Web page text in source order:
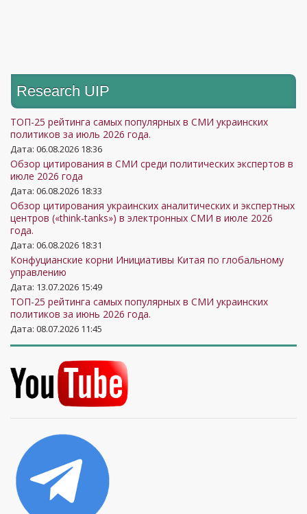
Research UIP
ТОП-25 рейтинга самых популярных в СМИ украинских
политиков за июль 2026 года.
Дата: 06.08.2026 18:36
Обзор цитирования в СМИ среди политических экспертов в
июле 2026 года
Дата: 06.08.2026 18:33
Обзор цитирования украинских аналитических и экспертных
центров («think-tanks») в электронных СМИ в июле 2026
года.
Дата: 06.08.2026 18:31
Конфуцианские корни Инициативы Китая по глобальному
управлению
Дата: 13.07.2026 15:49
ТОП-25 рейтинга самых популярных в СМИ украинских
политиков за июнь 2026 года.
Дата: 08.07.2026 11:45